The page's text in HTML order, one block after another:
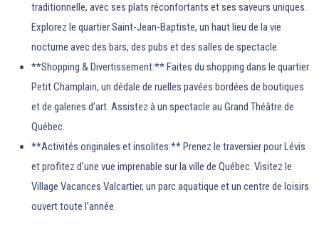
traditionnelle, avec ses plats réconfortants et ses saveurs uniques.
Explorez le quartier Saint-Jean-Baptiste, un haut lieu de la vie
nocturne avec des bars, des pubs et des salles de spectacle.
**Shopping & Divertissement:** Faites du shopping dans le quartier
Petit Champlain, un dédale de ruelles pavées bordées de boutiques
et de galeries d’art. Assistez à un spectacle au Grand Théâtre de
Québec.
**Activités originales et insolites:** Prenez le traversier pour Lévis
et profitez d’une vue imprenable sur la ville de Québec. Visitez le
Village Vacances Valcartier, un parc aquatique et un centre de loisirs
ouvert toute l’année.